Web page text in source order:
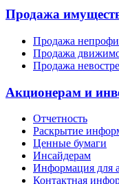
Продажа
Продажа
Продажа
Продажа
Акционерам и
Отчетность
Раскрытие
Ценные бумаги
Инсайдерам
Информация для
Контактная